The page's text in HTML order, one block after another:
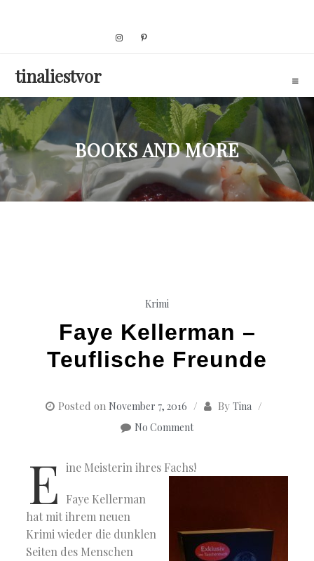
tinaliestvor
BOOKS AND MORE
Krimi
Faye Kellerman –
Teuflische Freunde
Posted on November 7, 2016 By Tina
No Comment
E ine Meisterin ihres Fachs!
Faye Kellerman
hat mit ihrem neuen
Krimi wieder die dunklen
Seiten des Menschen